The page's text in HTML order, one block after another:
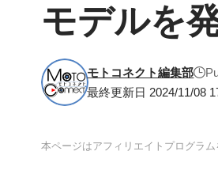
モデルを
最終更新日 2024/11/08
モトコネクト編集部
本ページはアフィリエイトプログラム